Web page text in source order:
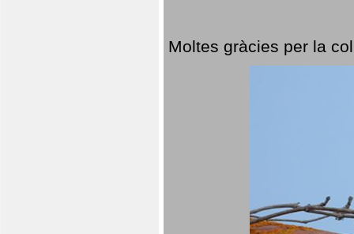
Moltes gràcies per la